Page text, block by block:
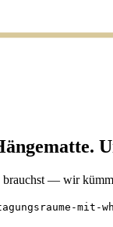
— wir
mit-